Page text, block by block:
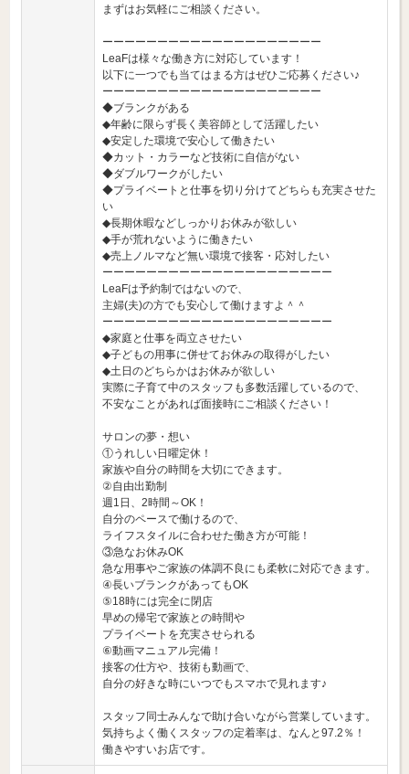
まずはお気軽にご相談ください。
ーーーーーーーーーーーーーーーーーーーー
LeaFは様々な働き方に対応しています！
以下に一つでも当てはまる方はぜひご応募ください♪
ーーーーーーーーーーーーーーーーーーーー
◆ブランクがある
◆年齢に限らず長く美容師として活躍したい
◆安定した環境で安心して働きたい
◆カット・カラーなど技術に自信がない
◆ダブルワークがしたい
◆プライベートと仕事を切り分けてどちらも充実させた
い
◆長期休暇などしっかりお休みが欲しい
◆手が荒れないように働きたい
◆売上ノルマなど無い環境で接客・応対したい
ーーーーーーーーーーーーーーーーーーーーー
LeaFは予約制ではないので、
主婦(夫)の方でも安心して働けますよ＾＾
ーーーーーーーーーーーーーーーーーーーーー
◆家庭と仕事を両立させたい
◆子どもの用事に併せてお休みの取得がしたい
◆土日のどちらかはお休みが欲しい
実際に子育て中のスタッフも多数活躍しているので、
不安なことがあれば面接時にご相談ください！
サロンの夢・想い
①うれしい日曜定休！
家族や自分の時間を大切にできます。
②自由出勤制
週1日、2時間～OK！
自分のペースで働けるので、
ライフスタイルに合わせた働き方が可能！
③急なお休みOK
急な用事やご家族の体調不良にも柔軟に対応できます。
④長いブランクがあってもOK
⑤18時には完全に閉店
早めの帰宅で家族との時間や
プライベートを充実させられる
⑥動画マニュアル完備！
接客の仕方や、技術も動画で、
自分の好きな時にいつでもスマホで見れます♪
スタッフ同士みんなで助け合いながら営業しています。
気持ちよく働くスタッフの定着率は、なんと97.2％！
働きやすいお店です。